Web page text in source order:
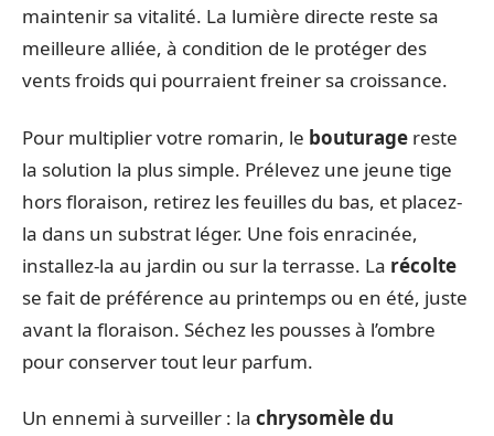
maintenir sa vitalité. La lumière directe reste sa
meilleure alliée, à condition de le protéger des
vents froids qui pourraient freiner sa croissance.
Pour multiplier votre romarin, le bouturage reste
la solution la plus simple. Prélevez une jeune tige
hors floraison, retirez les feuilles du bas, et placez-
la dans un substrat léger. Une fois enracinée,
installez-la au jardin ou sur la terrasse. La récolte
se fait de préférence au printemps ou en été, juste
avant la floraison. Séchez les pousses à l’ombre
pour conserver tout leur parfum.
Un ennemi à surveiller : la chrysomèle du